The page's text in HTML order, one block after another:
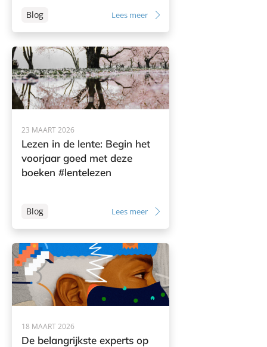
Blog Lees meer
23 MAART 2026
Lezen in de lente: Begin het
voorjaar goed met deze
boeken #lentelezen
Blog Lees meer
18 MAART 2026
De belangrijkste experts op